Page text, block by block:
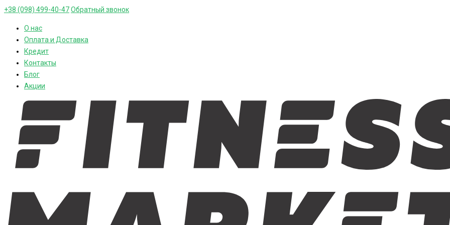
+38 (098) 499-40-47Обратный звонок
О нас
Оплата и Доставка
Кредит
Контакты
Блог
Акции